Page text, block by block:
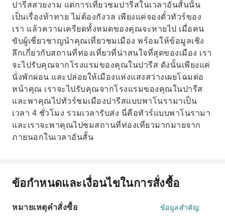
ปารีสสวยงาม แต่การเที่ยวชมปารีสในเวลาอันสั้นนั้น
เป็นเรื่องท้าทาย ไม่ต้องกังวล เพียงแค่จองตั๋วทัวร์ของ
เรา แล้วความเครียดทั้งหมดของคุณจะหายไป เมื่อคน
ขับผู้เชี่ยวชาญนำคุณเที่ยวชมเมือง พร้อมให้ข้อมูลเชิง
ลึกเกี่ยวกับสถานที่ท่องเที่ยวที่น่าสนใจที่สุดของเมือง เรา
จะไปรับคุณจากโรงแรมของคุณในปารีส ดังนั้นเพียงแค่
นั่งพักผ่อน และปล่อยให้เมืองแห่งแสงสว่างเผยโฉมต่อ
หน้าคุณ เราจะไปรับคุณจากโรงแรมของคุณในปารีส
และพาคุณไปทัวร์ชมเมืองปารีสแบบพาโนรามาเป็น
เวลา 4 ชั่วโมง รวมเวลารับส่ง นี่คือทัวร์แบบพาโนรามา
และเราจะพาคุณไปชมสถานที่ท่องเที่ยวมากมายจาก
ภายนอกในเวลาอันสั้น
ข้อกำหนดและเงื่อนไขในการสั่งซื้อ
หมายเหตุคำสั่งซื้อ ข้อมูลสำคัญ